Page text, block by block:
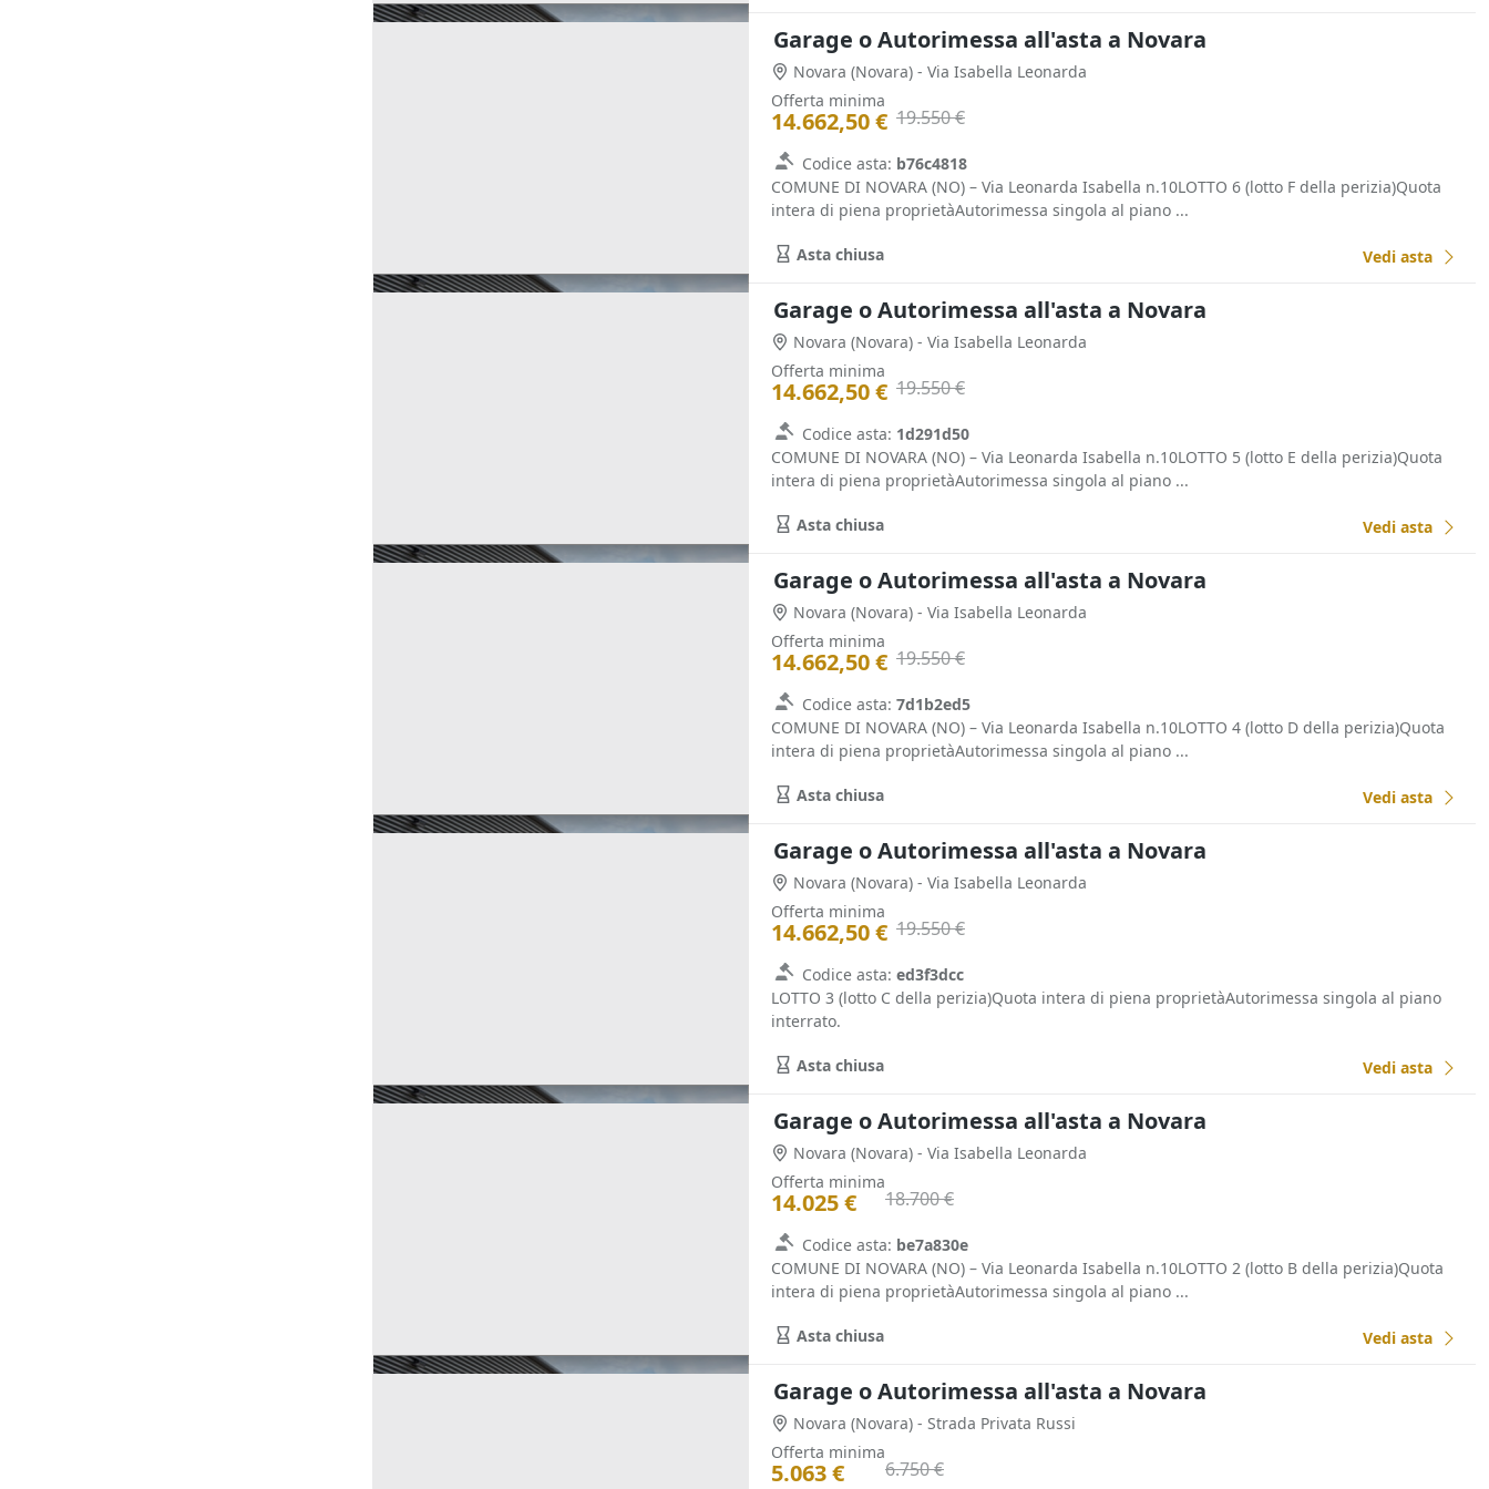
Garage o Autorimessa all'asta a Novara
Novara (Novara) - Via Isabella Leonarda
Offerta minima
14.662,50 € 19.550 €
Codice asta: b76c4818
COMUNE DI NOVARA (NO) – Via Leonarda Isabella n.10LOTTO 6 (lotto F della perizia)Quota
intera di piena proprietàAutorimessa singola al piano ...
Asta chiusa Vedi asta
Garage o Autorimessa all'asta a Novara
Novara (Novara) - Via Isabella Leonarda
Offerta minima
14.662,50 € 19.550 €
Codice asta: 1d291d50
COMUNE DI NOVARA (NO) – Via Leonarda Isabella n.10LOTTO 5 (lotto E della perizia)Quota
intera di piena proprietàAutorimessa singola al piano ...
Asta chiusa Vedi asta
Garage o Autorimessa all'asta a Novara
Novara (Novara) - Via Isabella Leonarda
Offerta minima
14.662,50 € 19.550 €
Codice asta: 7d1b2ed5
COMUNE DI NOVARA (NO) – Via Leonarda Isabella n.10LOTTO 4 (lotto D della perizia)Quota
intera di piena proprietàAutorimessa singola al piano ...
Asta chiusa Vedi asta
Garage o Autorimessa all'asta a Novara
Novara (Novara) - Via Isabella Leonarda
Offerta minima
14.662,50 € 19.550 €
Codice asta: ed3f3dcc
LOTTO 3 (lotto C della perizia)Quota intera di piena proprietàAutorimessa singola al piano
interrato.
Asta chiusa Vedi asta
Garage o Autorimessa all'asta a Novara
Novara (Novara) - Via Isabella Leonarda
Offerta minima
14.025 € 18.700 €
Codice asta: be7a830e
COMUNE DI NOVARA (NO) – Via Leonarda Isabella n.10LOTTO 2 (lotto B della perizia)Quota
intera di piena proprietàAutorimessa singola al piano ...
Asta chiusa Vedi asta
Garage o Autorimessa all'asta a Novara
Novara (Novara) - Strada Privata Russi
Offerta minima
5.063 € 6.750 €